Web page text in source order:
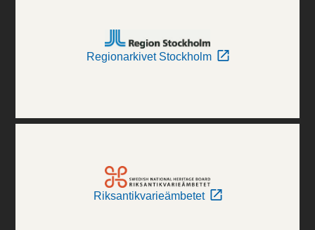
Regionarkivet Stockholm
Riksantikvarieämbetet